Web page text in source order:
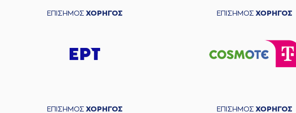
ΕΠΙΣΗΜΟΣ ΧΟΡΗΓΟΣ ΕΠΙΣΗΜΟΣ ΧΟΡΗΓΟΣ
ΕΠΙΣΗΜΟΣ ΧΟΡΗΓΟΣ ΕΠΙΣΗΜΟΣ ΧΟΡΗΓΟΣ